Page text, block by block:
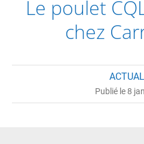
ME
Le poulet
chez
Publié le 8